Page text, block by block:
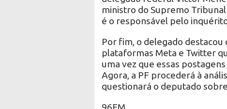
ministro do Supremo
é o responsável pelo
Por fim, o delegado destacou
plataformas Meta e Twitter
uma vez que essas
Agora, a PF procederá à
questionará o deputado